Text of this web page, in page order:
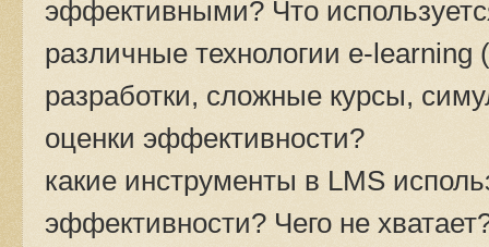
эффективными? Что
различные технологии e-
разработки, сложные курсы,
оценки эффективности?
какие инструменты в LMS
эффективности? Чего не